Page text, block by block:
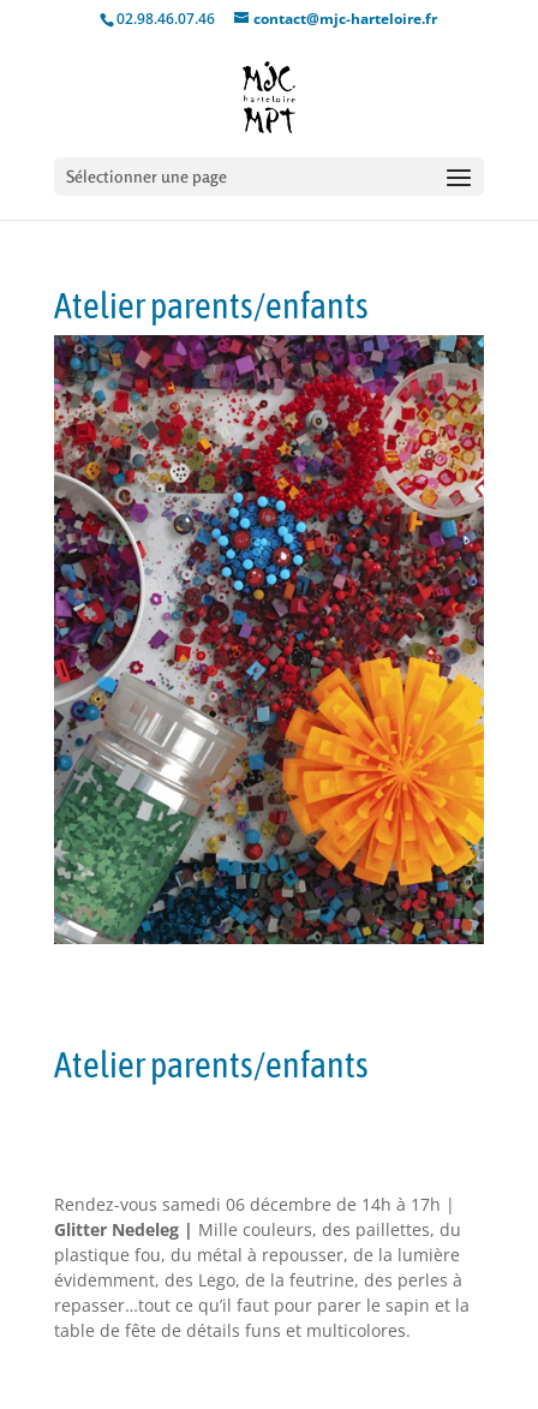
02.98.46.07.46 contact@mjc-harteloire.fr
Sélectionner une page
Atelier parents/enfants
Atelier parents/enfants
Rendez-vous samedi 06 décembre de 14h à 17h |
Glitter Nedeleg | Mille couleurs, des paillettes, du
plastique fou, du métal à repousser, de la lumière
évidemment, des Lego, de la feutrine, des perles à
repasser…tout ce qu’il faut pour parer le sapin et la
table de fête de détails funs et multicolores.